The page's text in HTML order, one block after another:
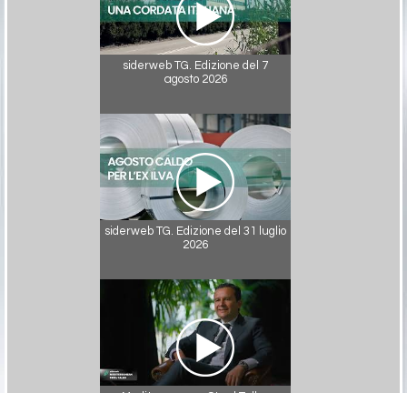
siderweb TG. Edizione del 7
agosto 2026
siderweb TG. Edizione del 31 luglio
2026